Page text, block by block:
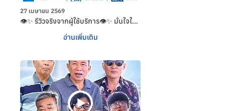
27 เมษายน 2569
👁️✨ รีวิวจริงจากผู้ใช้บริการ👁️✨ มั่นใจใน
มาตรฐานการรักษา และการดูแลอย่างใกล้
ชิดทุกขั้นตอน ที่ โรงพยาบาลศุภมิตร 💙
อ่านเพิ่มเติม